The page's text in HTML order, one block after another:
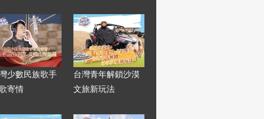
少數民族歌手
寄情
台灣青年解鎖沙漠
文旅新玩法